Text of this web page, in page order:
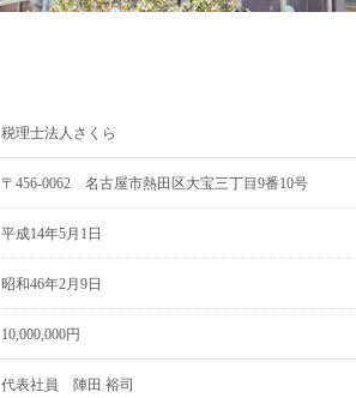
税理士法人さくら
〒456-0062 名古屋市熱田区大宝三丁目9番10号
平成14年5月1日
昭和46年2月9日
10,000,000円
代表社員 陣田 裕司